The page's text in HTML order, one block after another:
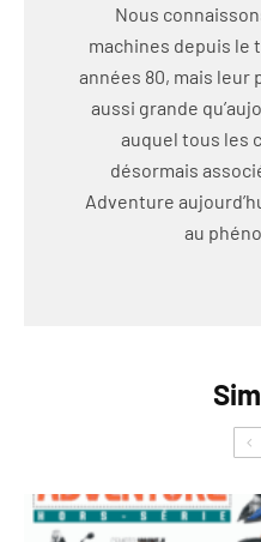
Nous
machines depuis le
années 80, mais leur
aussi grande
auquel tous les
désormais
Adventure
au